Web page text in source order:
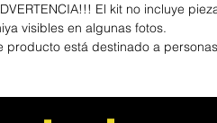
El kit no incluye
visibles en algunas fotos.
producto está destinado a